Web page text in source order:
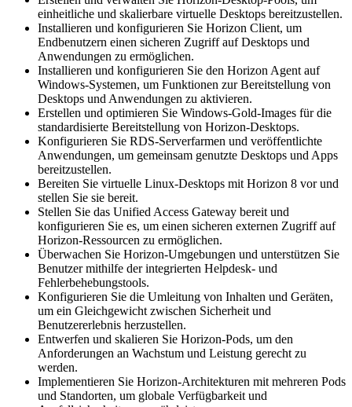
einheitliche und skalierbare virtuelle Desktops bereitzustellen.
Installieren und konfigurieren Sie Horizon Client, um
Endbenutzern einen sicheren Zugriff auf Desktops und
Anwendungen zu ermöglichen.
Installieren und konfigurieren Sie den Horizon Agent auf
Windows-Systemen, um Funktionen zur Bereitstellung von
Desktops und Anwendungen zu aktivieren.
Erstellen und optimieren Sie Windows-Gold-Images für die
standardisierte Bereitstellung von Horizon-Desktops.
Konfigurieren Sie RDS-Serverfarmen und veröffentlichte
Anwendungen, um gemeinsam genutzte Desktops und Apps
bereitzustellen.
Bereiten Sie virtuelle Linux-Desktops mit Horizon 8 vor und
stellen Sie sie bereit.
Stellen Sie das Unified Access Gateway bereit und
konfigurieren Sie es, um einen sicheren externen Zugriff auf
Horizon-Ressourcen zu ermöglichen.
Überwachen Sie Horizon-Umgebungen und unterstützen Sie
Benutzer mithilfe der integrierten Helpdesk- und
Fehlerbehebungstools.
Konfigurieren Sie die Umleitung von Inhalten und Geräten,
um ein Gleichgewicht zwischen Sicherheit und
Benutzererlebnis herzustellen.
Entwerfen und skalieren Sie Horizon-Pods, um den
Anforderungen an Wachstum und Leistung gerecht zu
werden.
Implementieren Sie Horizon-Architekturen mit mehreren Pods
und Standorten, um globale Verfügbarkeit und